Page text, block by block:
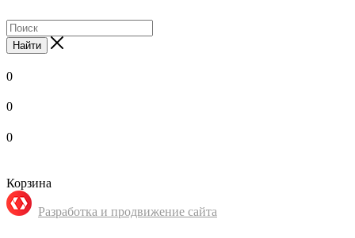
Найти
0
0
0
Корзина
Разработка и продвижение сайта